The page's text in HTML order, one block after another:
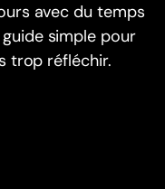
avec du temps
simple pour
trop réfléchir.